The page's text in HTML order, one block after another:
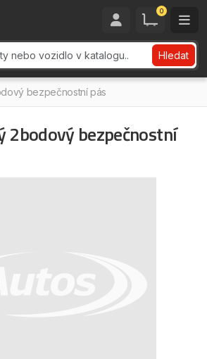
0
Hledat
bezpečnostní pás
bezpečnostní